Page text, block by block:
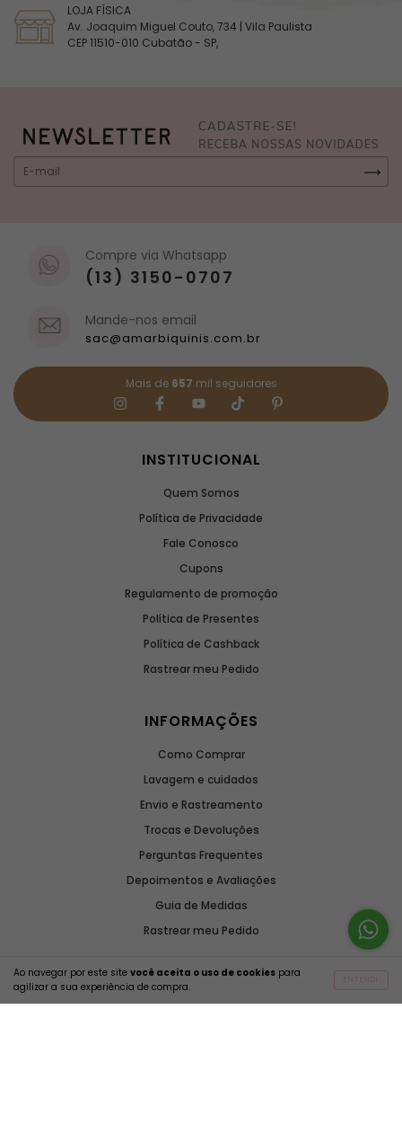
Ao navegar por este site você aceita o uso de cookies para
agilizar a sua experiência de compra.
LOJA FÍSICA
Av. Joaquim Miguel Couto, 734 | Vila Paulista
CEP 11510-010 Cubatão - SP,
Compre via Whatsapp
(13) 3150-0707
Mande-nos email
sac@amarbiquinis.com.br
Mais de 657 mil seguidores
INSTITUCIONAL
Quem Somos
Política de Privacidade
Fale Conosco
Cupons
Regulamento de promoção
Política de Presentes
Política de Cashback
Rastrear meu Pedido
INFORMAÇÕES
Como Comprar
Lavagem e cuidados
Envio e Rastreamento
Trocas e Devoluções
Perguntas Frequentes
Depoimentos e Avaliações
Guia de Medidas
Rastrear meu Pedido